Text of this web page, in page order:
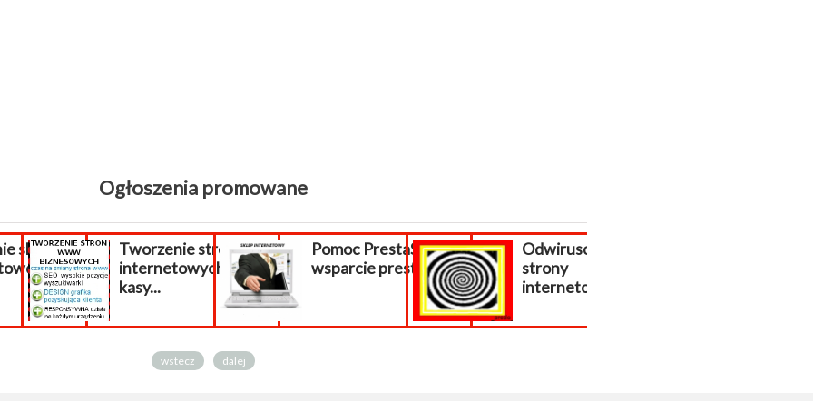
Ogłoszenia promowane
sklepu
Tworzenie stron
internetowych
kasy...
Pomoc PrestaShop,
wsparcie prestashop
Odwirusowanie
strony
internetowej...
wstecz dalej